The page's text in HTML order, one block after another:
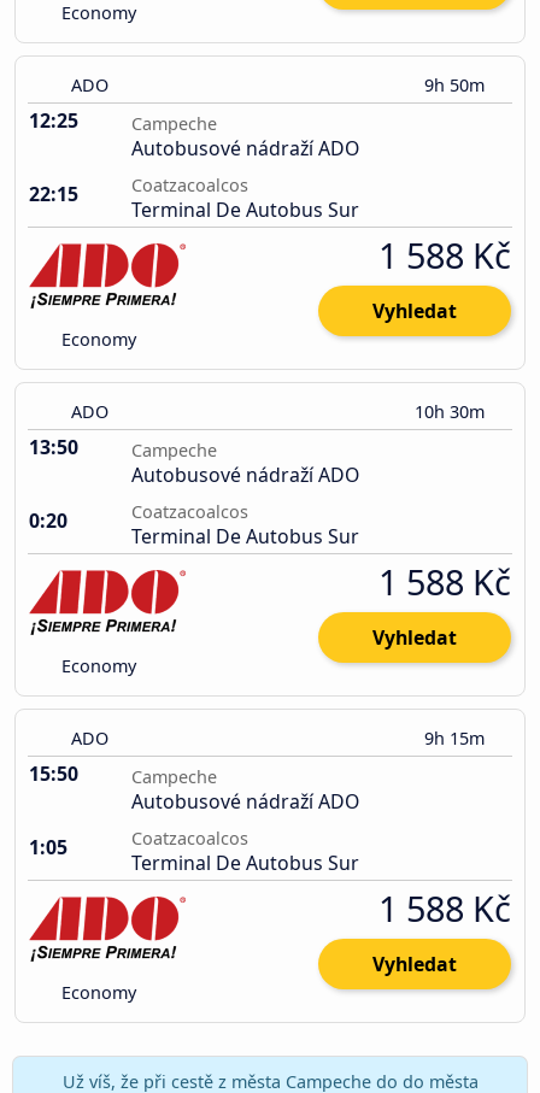
Economy
ADO 9h 50m
12:25 Campeche
Autobusové nádraží ADO
22:15
Coatzacoalcos
Terminal De Autobus Sur
Economy
1 588 Kč
Vyhledat
ADO 10h 30m
13:50 Campeche
Autobusové nádraží ADO
0:20
Coatzacoalcos
Terminal De Autobus Sur
Economy
1 588 Kč
Vyhledat
ADO 9h 15m
15:50 Campeche
Autobusové nádraží ADO
1:05
Coatzacoalcos
Terminal De Autobus Sur
Economy
1 588 Kč
Vyhledat
Už víš, že při cestě z města Campeche do do města